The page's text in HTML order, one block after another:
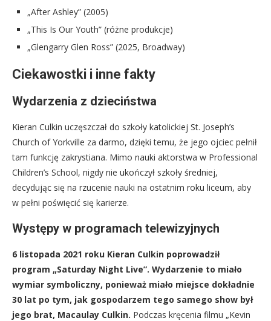
„After Ashley” (2005)
„This Is Our Youth” (różne produkcje)
„Glengarry Glen Ross” (2025, Broadway)
Ciekawostki i inne fakty
Wydarzenia z dzieciństwa
Kieran Culkin uczęszczał do szkoły katolickiej St. Joseph’s
Church of Yorkville za darmo, dzięki temu, że jego ojciec pełnił
tam funkcję zakrystiana. Mimo nauki aktorstwa w Professional
Children’s School, nigdy nie ukończył szkoły średniej,
decydując się na rzucenie nauki na ostatnim roku liceum, aby
w pełni poświęcić się karierze.
Występy w programach telewizyjnych
6 listopada 2021 roku Kieran Culkin poprowadził
program „Saturday Night Live”. Wydarzenie to miało
wymiar symboliczny, ponieważ miało miejsce dokładnie
30 lat po tym, jak gospodarzem tego samego show był
jego brat, Macaulay Culkin. Podczas kręcenia filmu „Kevin